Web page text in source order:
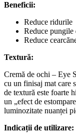
Beneficii:
Reduce ridurile
Reduce pungile
Reduce
Textură:
Cremă de ochi – Eye
cu un finisaj mat care
de textură este foarte
un „efect de
luminozitate nuanței
Indicații de utilizare: